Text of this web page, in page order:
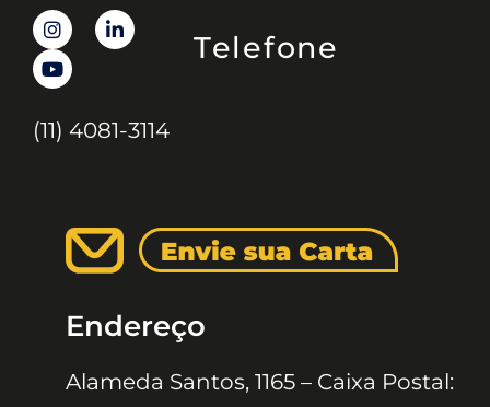
Telefone
(11) 4081-3114
Endereço
Alameda Santos, 1165 – Caixa Postal: